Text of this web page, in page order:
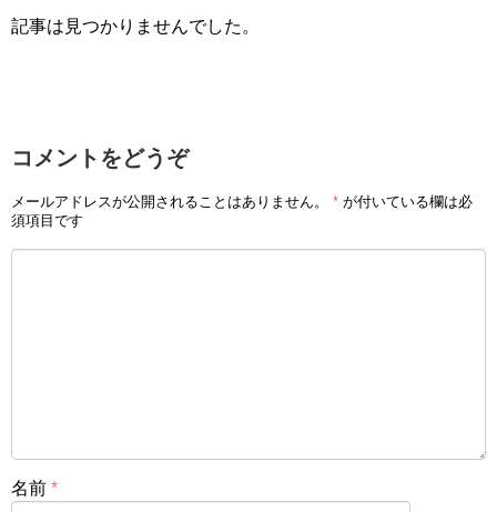
記事は見つかりませんでした。
コメントをどうぞ
メールアドレスが公開されることはありません。 * が付いている欄は必
須項目です
名前 *